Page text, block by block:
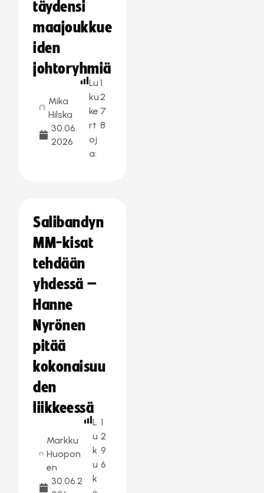
täydensi
maajoukkue
iden
johtoryhmiä
Mika
Hilska
30.06.
2026
Lu
ku
ke
rt
oj
a:
1
2
7
8
Salibandyn
MM-kisat
tehdään
yhdessä –
Hanne
Nyrönen
pitää
kokonaisuu
den
liikkeessä
Markku
Huopon
en
30.06.2
L
u
k
u
k
1
2
9
6